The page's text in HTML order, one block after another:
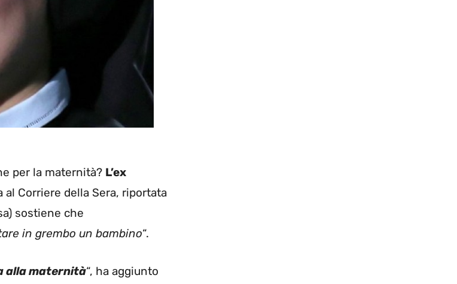
per la maternità? L’ex
al Corriere della Sera, riportata
sostiene che
in grembo un bambino“.
alla maternità“, ha aggiunto